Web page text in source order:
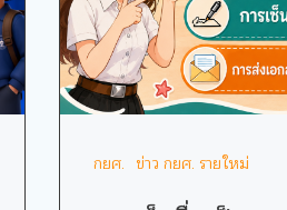
กยศ. ข่าว กยศ. รายใหม่